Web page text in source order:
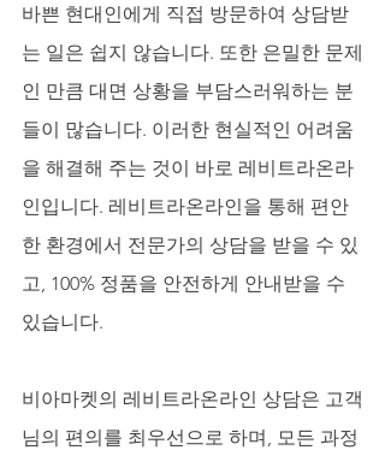
바쁜 현대인에게 직접 방문하여 상담받
는 일은 쉽지 않습니다. 또한 은밀한 문제
인 만큼 대면 상황을 부담스러워하는 분
들이 많습니다. 이러한 현실적인 어려움
을 해결해 주는 것이 바로 레비트라온라
인입니다. 레비트라온라인을 통해 편안
한 환경에서 전문가의 상담을 받을 수 있
고, 100% 정품을 안전하게 안내받을 수
있습니다.
비아마켓의 레비트라온라인 상담은 고객
님의 편의를 최우선으로 하며, 모든 과정